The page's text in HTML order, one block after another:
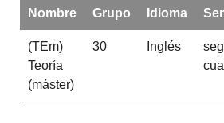
Nombre Grupo Idioma
(TEm)
Teoría
(máster)
30 Inglés